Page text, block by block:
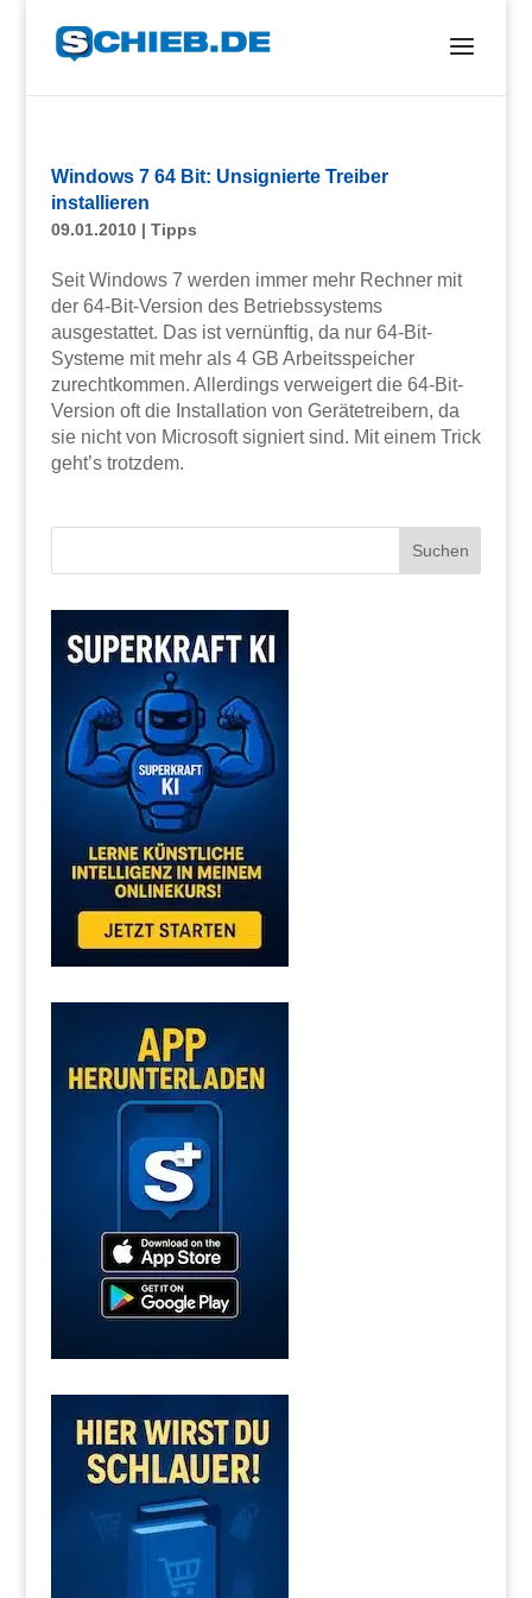
Windows 7 64 Bit: Unsignierte Treiber
installieren
09.01.2010| Tipps
Seit Windows 7 werden immer mehr Rechner mit
der 64-Bit-Version des Betriebssystems
ausgestattet. Das ist vernünftig, da nur 64-Bit-
Systeme mit mehr als 4 GB Arbeitsspeicher
zurechtkommen. Allerdings verweigert die 64-Bit-
Version oft die Installation von Gerätetreibern, da
sie nicht von Microsoft signiert sind. Mit einem Trick
geht’s trotzdem.